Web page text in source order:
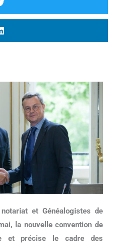
et Généalogistes de
la nouvelle convention de
et précise le cadre des